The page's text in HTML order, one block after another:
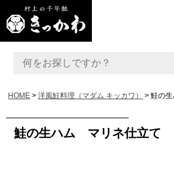
HOME 洋風鮭料理（マダム キッカワ） 鮭の
鮭の生ハム マリネ仕立て